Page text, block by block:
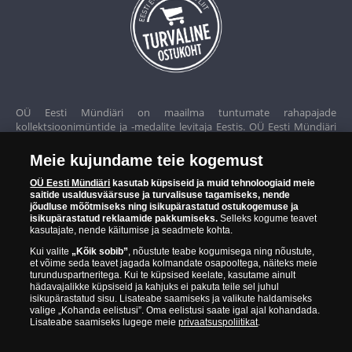
OÜ Eesti Mündiäri on maailma tuntumate rahapajade
kollektsioonimüntide ja -medalite levitaja Eestis. OÜ Eesti Mündiäri
Euroopa ühel suuremal mündilevitajate grupil "Samlerhuset
Group" on allüksused 14 Euroopa riigis. Ettevõtete grupile kuulub
Norra vanim, endine riiklik rahapaja, mis tegutseb alates 1686.
aastast. Norra mündikoda valmistab mõningaid ametlikke Norra ja
teiste riikide münte ning vermib igal aastal ka Nobeli rahupreemia
medaleid.
OÜ Eesti Mündiäri spetsialistid täiendavad pidevalt oma teadmisi,
külastades näitusi ja oksjoneid kogu maailmas. Tänu sellele pakub
ettevõte oma klientidele ainult kõrgeima kvaliteediga tooteid.
Meie kujundame teie kogemust
OÜ Eesti Mündiäri kasutab küpsiseid ja muid tehnoloogiaid meie
saitide usaldusväärsuse ja turvalisuse tagamiseks, nende
jõudluse mõõtmiseks ning isikupärastatud ostukogemuse ja
isikupärastatud reklaamide pakkumiseks. Selleks kogume teavet
kasutajate, nende käitumise ja seadmete kohta.
Kui valite „Kõik sobib”, nõustute teabe kogumisega ning nõustute,
et võime seda teavet jagada kolmandate osapooltega, näiteks meie
turunduspartneritega. Kui te küpsised keelate, kasutame ainult
hädavajalikke küpsiseid ja kahjuks ei pakuta teile sel juhul
isikupärastatud sisu. Lisateabe saamiseks ja valikute haldamiseks
valige „Kohanda eelistusi”. Oma eelistusi saate igal ajal kohandada.
Lisateabe saamiseks lugege meieprivaatsuspoliitikat.